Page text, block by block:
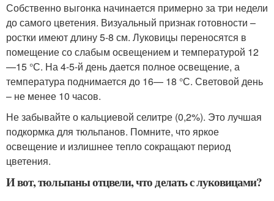
Собственно выгонка начинается примерно за три недели
до самого цветения. Визуальный признак готовности –
ростки имеют длину 5-8 см. Луковицы переносятся в
помещение со слабым освещением и температурой 12
—15 °С. На 4-5-й день дается полное освещение, а
температура поднимается до 16— 18 °С. Световой день
– не менее 10 часов.
Не забывайте о кальциевой селитре (0,2%). Это лучшая
подкормка для тюльпанов. Помните, что яркое
освещение и излишнее тепло сокращают период
цветения.
И вот, тюльпаны отцвели, что делать с луковицами?